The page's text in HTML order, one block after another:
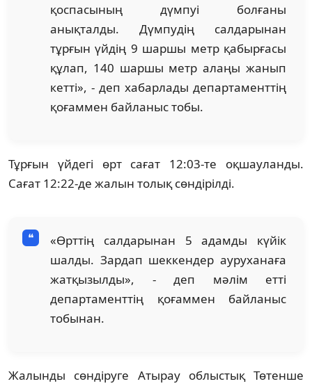
қоспасының дүмпуі болғаны
анықталды. Дүмпудің салдарынан
тұрғын үйдің 9 шаршы метр қабырғасы
құлап, 140 шаршы метр алаңы жанып
кетті», - деп хабарлады департаменттің
қоғаммен байланыс тобы.
Тұрғын үйдегі өрт сағат 12:03-те оқшауланды.
Сағат 12:22-де жалын толық сөндірілді.
«Өрттің салдарынан 5 адамды күйік
шалды. Зардап шеккендер ауруханаға
жатқызылды», - деп мәлім етті
департаменттің қоғаммен байланыс
тобынан.
Жалынды сөндіруге Атырау облыстық Төтенше